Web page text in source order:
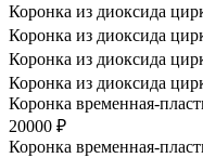
Коронка из диоксида
Коронка из диоксида
Коронка из диоксида
Коронка из диоксида
Коронка временная-
20000 ₽
Коронка временная-